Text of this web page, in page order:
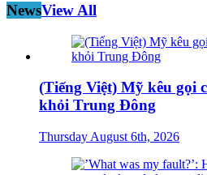
NewsView All
(Tiếng Việt) Mỹ kêu gọi
khỏi Trung Đông
Thursday August 6th, 2026